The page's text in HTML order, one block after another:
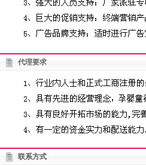
代理要求
联系方式